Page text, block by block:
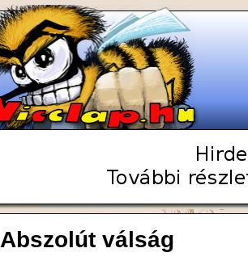
Abszolút válság